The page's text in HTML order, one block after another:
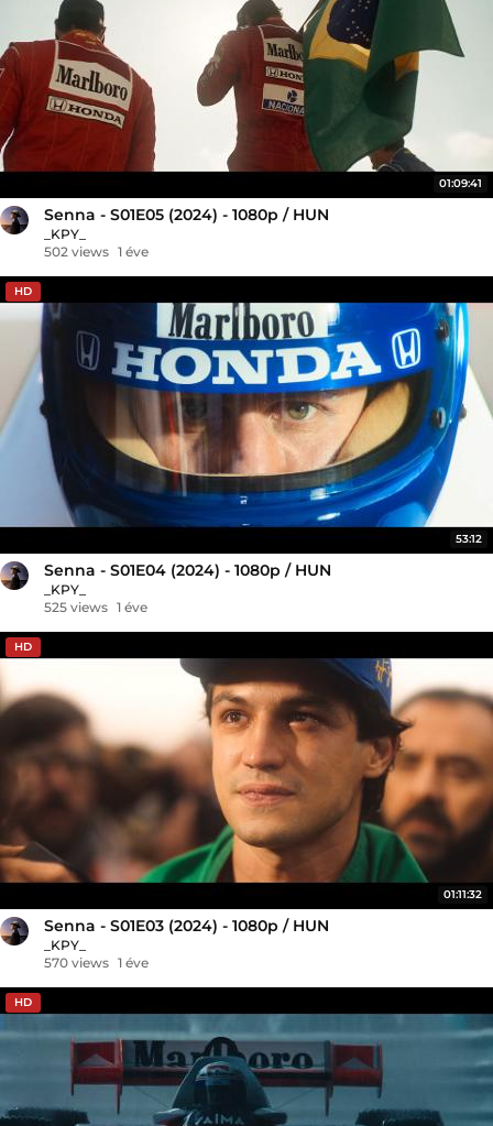
01:09:41
Senna - S01E05 (2024) - 1080p / HUN
_KPY_
502 views 1 éve
HD
53:12
Senna - S01E04 (2024) - 1080p / HUN
_KPY_
525 views 1 éve
HD
01:11:32
Senna - S01E03 (2024) - 1080p / HUN
_KPY_
570 views 1 éve
HD